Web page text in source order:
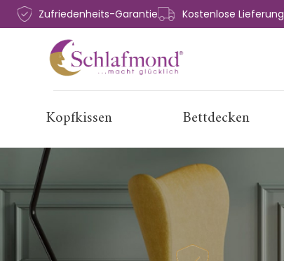
Kopfkissen Bettdecken
Zufriedenheits-Garantie Kostenlose Lieferung